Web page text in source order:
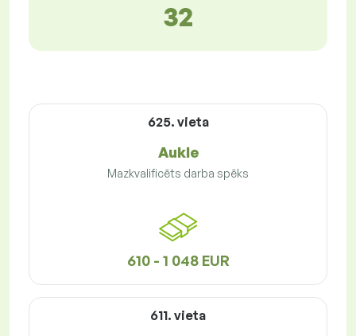
32
625. vieta
Aukle
Mazkvalificēts darba spēks
610 - 1 048 EUR
611. vieta